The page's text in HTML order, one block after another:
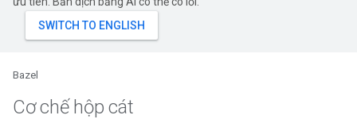
Bazel
Cơ chế hộp cát